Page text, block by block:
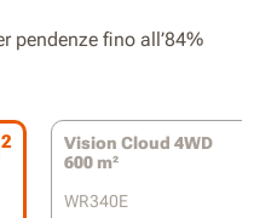
pendenze fino all’84%
2
Vision Cloud 4WD
600 m²
WR340E